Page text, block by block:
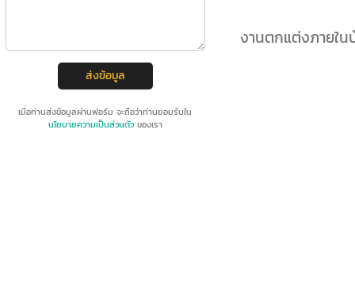
ส่งข้อมูล
เมื่อท่านส่งข้อมูลผ่านฟอร์ม จะถือว่าท่านยอมรับใน
นโยบายความเป็นส่วนตัวของเรา
งานตกแต่งภายใ